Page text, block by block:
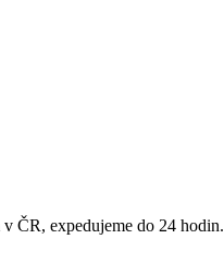
ČR, expedujeme do 24 hodin.